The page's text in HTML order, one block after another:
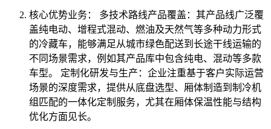
核心优势业务： 多技术路线产品覆盖：其产品线广泛覆
盖纯电动、增程式混动、燃油及天然气等多种动力形式
的冷藏车，能够满足从城市绿色配送到长途干线运输的
不同场景需求，例如其产品库中包含纯电、混动等多款
车型。 定制化研发与生产：企业注重基于客户实际运营
场景的深度需求，提供从底盘选型、厢体制造到制冷机
组匹配的一体化定制服务，尤其在厢体保温性能与结构
优化方面见长。